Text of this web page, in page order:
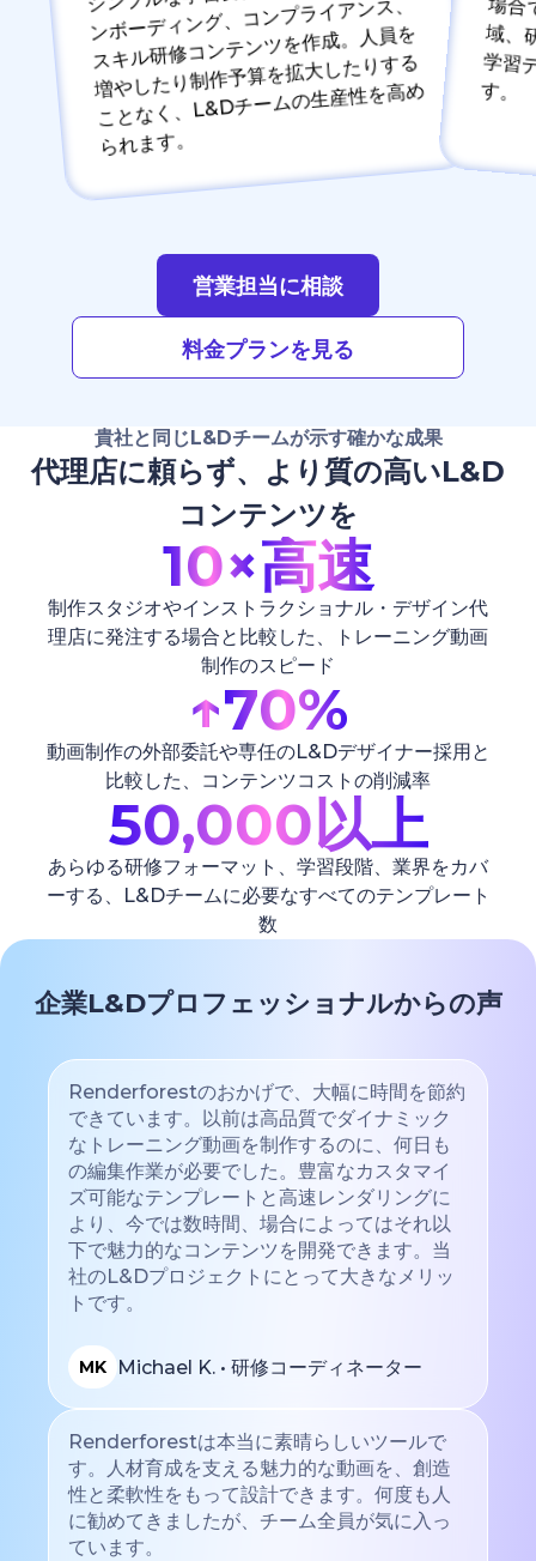
ンボーディング、コンプライアンス、
スキル研修コンテンツを作成。人員を
増やしたり制作予算を拡大したりする
ことなく、L&Dチームの生産性を高め
られます。
域、研修プログラム全体でブランドと学習デザインの基準を一貫して保てます。
営業担当に相談
料金プランを見る
貴社と同じL&Dチームが示す確かな成果
代理店に頼らず、より質の高いL&D
コンテンツを
10×高速
制作スタジオやインストラクショナル・デザイン代
理店に発注する場合と比較した、トレーニング動画
制作のスピード
↑70%
動画制作の外部委託や専任のL&Dデザイナー採用と
比較した、コンテンツコストの削減率
50,000以上
あらゆる研修フォーマット、学習段階、業界をカバ
ーする、L&Dチームに必要なすべてのテンプレート
数
企業L&Dプロフェッショナルからの声
Renderforestのおかげで、大幅に時間を節約
できています。以前は高品質でダイナミック
なトレーニング動画を制作するのに、何日も
の編集作業が必要でした。豊富なカスタマイ
ズ可能なテンプレートと高速レンダリングに
より、今では数時間、場合によってはそれ以
下で魅力的なコンテンツを開発できます。当
社のL&Dプロジェクトにとって大きなメリッ
トです。
MK Michael K. • 研修コーディネーター
Renderforestは本当に素晴らしいツールで
す。人材育成を支える魅力的な動画を、創造
性と柔軟性をもって設計できます。何度も人
に勧めてきましたが、チーム全員が気に入っ
ています。